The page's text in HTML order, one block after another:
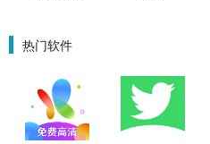
热门软件